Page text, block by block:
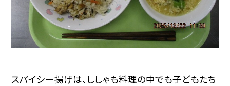
スパイシー揚げは、ししゃも料理の中でも子どもたち